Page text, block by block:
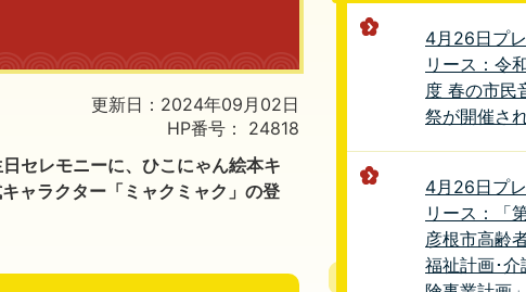
更新日：2024年09月02日
HP番号：
24818
セレモニーに、ひこにゃん絵本キ
ャラクター「ミャクミャク」の登
4月26日プ
リース：令
度 春の市民
祭が開催さ
4月26日プ
リース：「
彦根市高齢
福祉計画･介